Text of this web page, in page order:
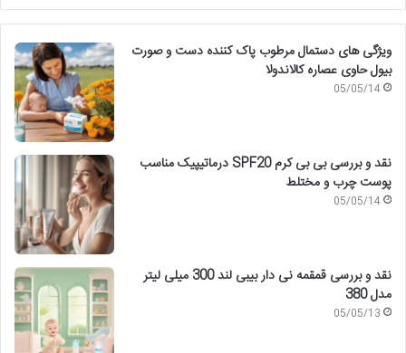
ویژگی های دستمال مرطوب پاک کننده دست و صورت
بیول حاوی عصاره کالاندولا
05/05/14
نقد و بررسی بی بی کرم SPF20 درماتیپیک مناسب
پوست چرب و مختلط
05/05/14
نقد و بررسی قمقمه نی دار بیبی لند 300 میلی لیتر
مدل 380
05/05/13